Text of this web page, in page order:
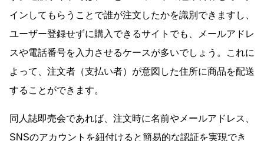
インしてもらうことで誰が注文したかを識別できますし、
ユーザー登録せずに購入できるサイトでも、メールアドレ
スや電話番号を入力させるケースが多いでしょう。これに
よって、注文者（支払い者）が意図した住所に商品を配送
することができます。
同人誌即売会であれば、注文時に名前やメールアドレス、
SNSのアカウントを紐付けると簡易的な認証を実現でき